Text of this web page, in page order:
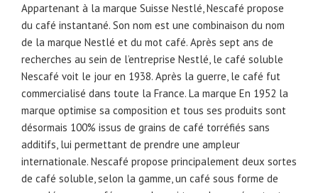
Appartenant à la marque Suisse Nestlé, Nescafé propose
du café instantané. Son nom est une combinaison du nom
de la marque Nestlé et du mot café. Après sept ans de
recherches au sein de l’entreprise Nestlé, le café soluble
Nescafé voit le jour en 1938. Après la guerre, le café fut
commercialisé dans toute la France. La marque En 1952 la
marque optimise sa composition et tous ses produits sont
désormais 100% issus de grains de café torréfiés sans
additifs, lui permettant de prendre une ampleur
internationale. Nescafé propose principalement deux sortes
de café soluble, selon la gamme, un café sous forme de